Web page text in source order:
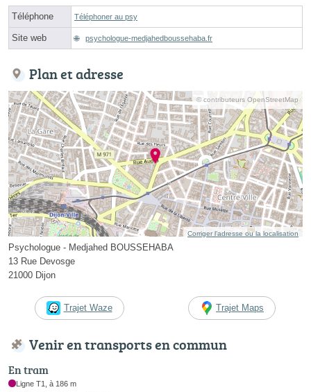
Téléphone Téléphoner au psy
Site web psychologue-medjahedboussehaba.fr
Plan et adresse
© contributeurs OpenStreetMap
Corriger l’adresse ou la localisation
Psychologue - Medjahed BOUSSEHABA
13 Rue Devosge
21000 Dijon
Trajet Waze Trajet Maps
Venir en transports en commun
En tram
Ligne T1, à 186 m